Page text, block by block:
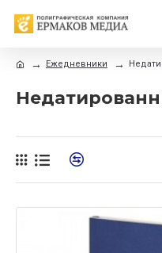
Ежедневники